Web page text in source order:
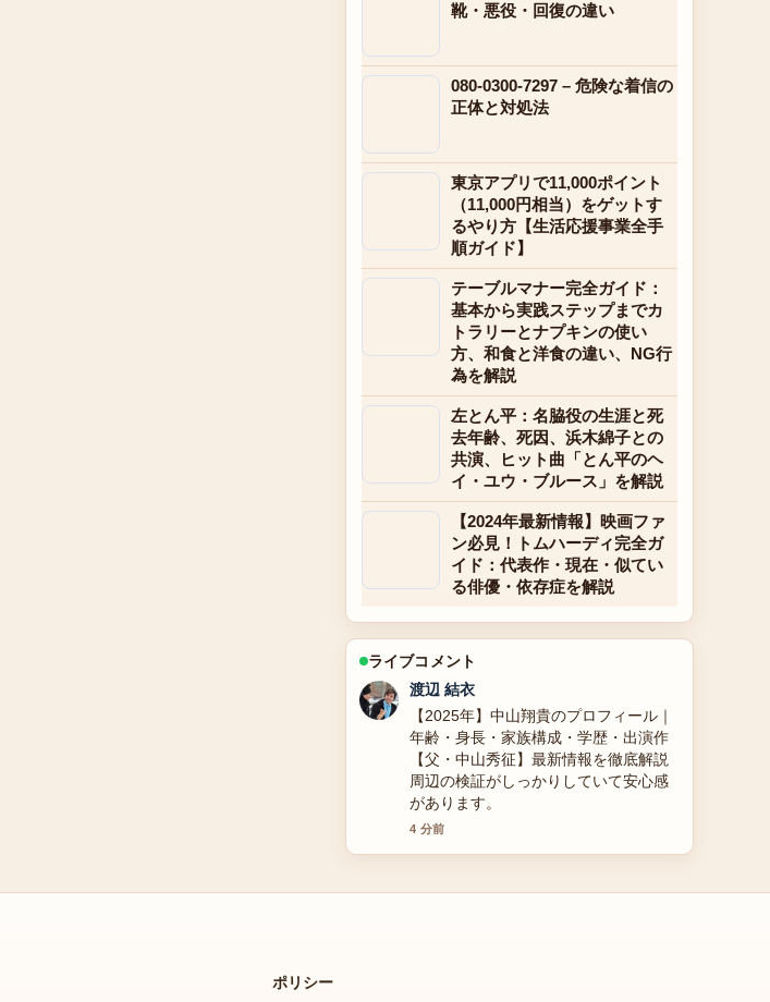
靴・悪役・回復の違い
080-0300-7297 – 危険な着信の
正体と対処法
東京アプリで11,000ポイント
（11,000円相当）をゲットす
るやり方【生活応援事業全手
順ガイド】
テーブルマナー完全ガイド：
基本から実践ステップまでカ
トラリーとナプキンの使い
方、和食と洋食の違い、NG行
為を解説
左とん平：名脇役の生涯と死
去年齢、死因、浜木綿子との
共演、ヒット曲「とん平のヘ
イ・ユウ・ブルース」を解説
【2024年最新情報】映画ファ
ン必見！トムハーディ完全ガ
イド：代表作・現在・似てい
る俳優・依存症を解説
ライブコメント
小林 大智
ゲンキングに関する2025年最新情報と
性別適合手術、結婚と離婚の理由、干
された理由まで全詳細徹底解説 の整理
がとても分かりやすいです。今日の中
でも特に読みやすいです。
6 分前
ポリシー